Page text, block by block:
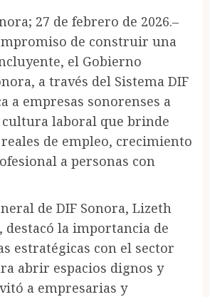
27 de febrero de 2026.–
de construir una
el Gobierno
a través del Sistema DIF
a empresas sonorenses a
cultura laboral que brinde
de empleo, crecimiento
a personas con
de DIF Sonora, Lizeth
destacó la importancia de
estratégicas con el sector
abrir espacios dignos y
a empresarias y